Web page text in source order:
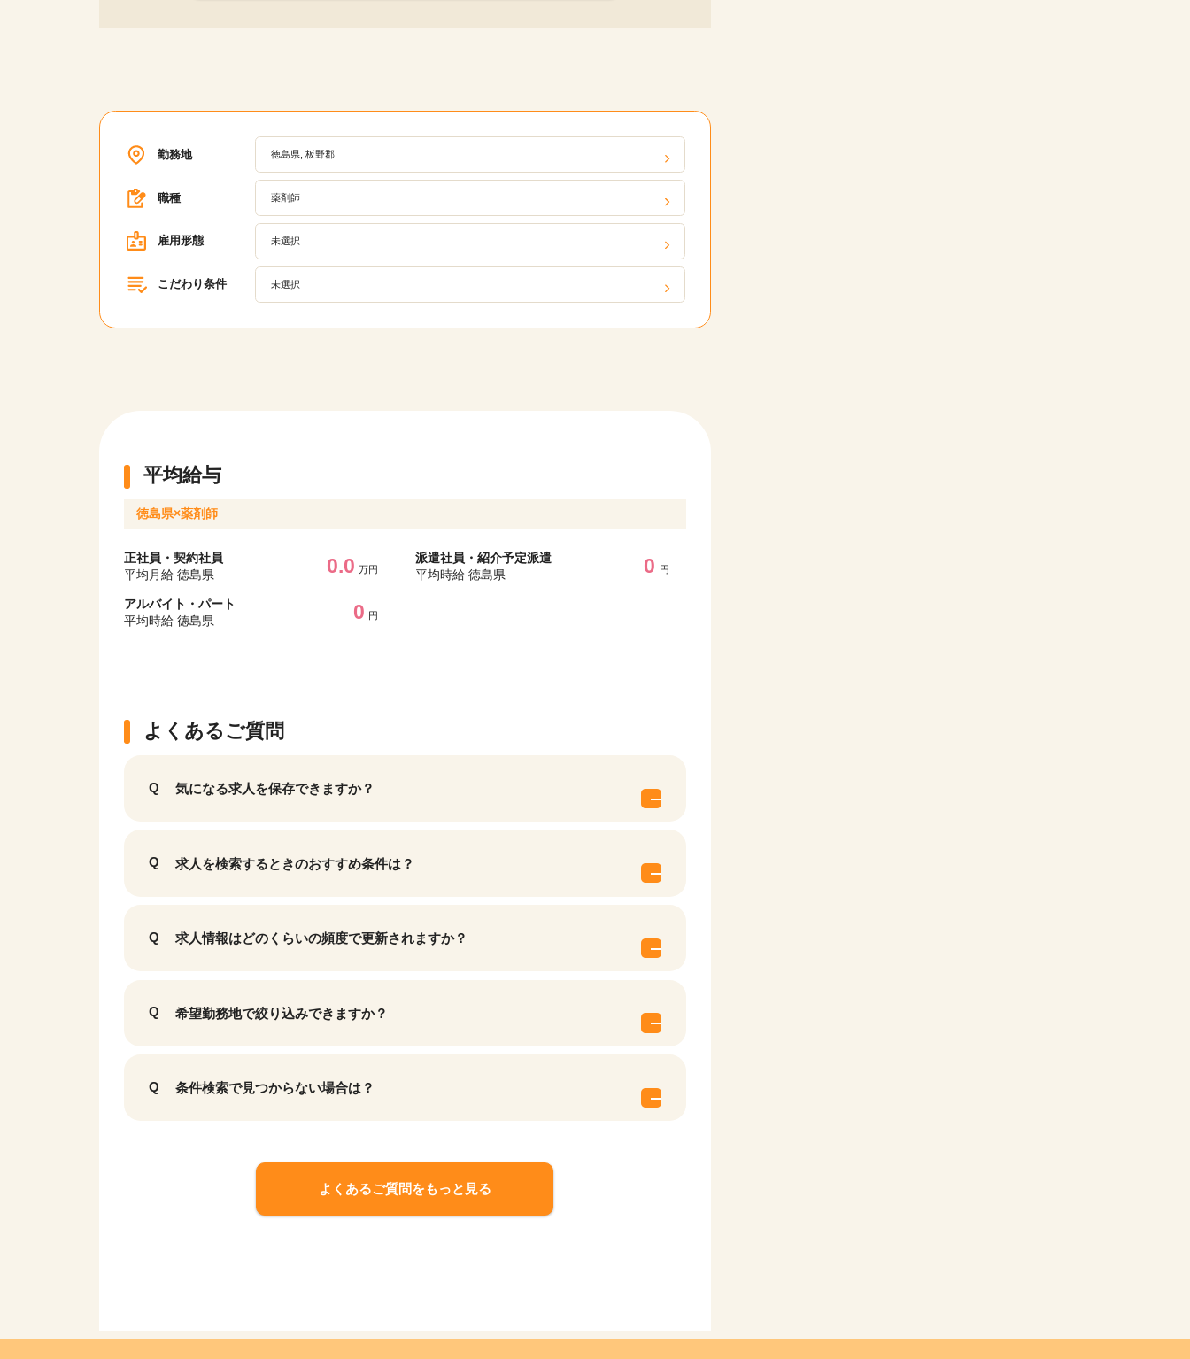
勤務地 徳島県, 板野郡
職種 薬剤師
雇用形態 未選択
こだわり条件 未選択
平均給与
徳島県×薬剤師
正社員・契約社員
平均月給 徳島県
0.0 万円
派遣社員・紹介予定派遣
平均時給 徳島県
0 円
アルバイト・パート
平均時給 徳島県
0 円
よくあるご質問
気になる求人を保存できますか？
求人を検索するときのおすすめ条件は？
求人情報はどのくらいの頻度で更新されますか？
希望勤務地で絞り込みできますか？
条件検索で見つからない場合は？
よくあるご質問をもっと見る
9,631 件